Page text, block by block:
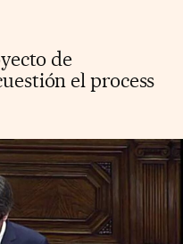
de
el process